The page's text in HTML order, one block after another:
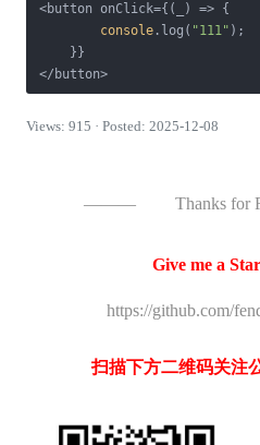
<button onClick={ ( ) => {
console .log( "111" );
    }}
Views: 915 · Posted: 2025-12-08
——— Thanks for
Give me a
https://github.com/
扫描下方二维码关注